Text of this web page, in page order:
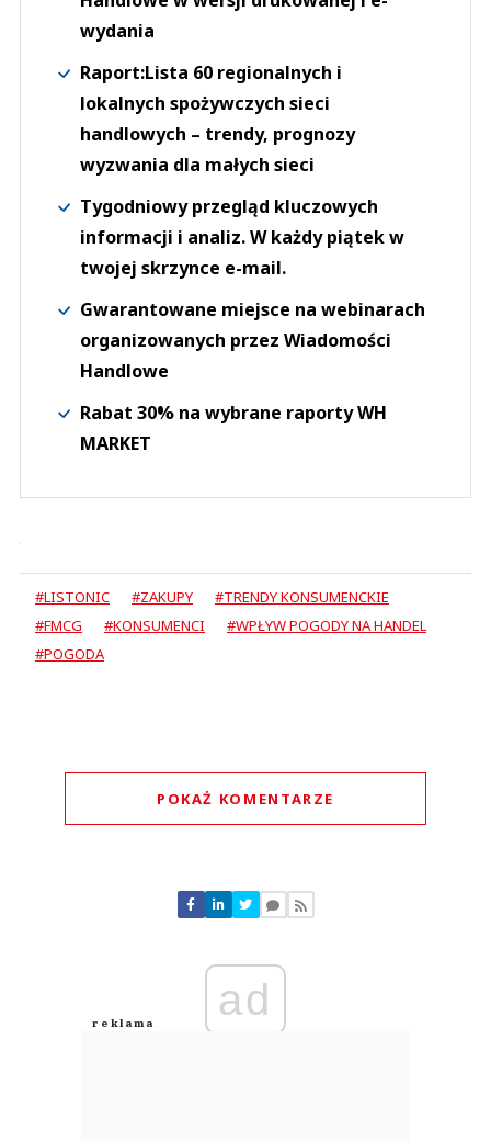
wydania
Raport:Lista 60 regionalnych i
lokalnych spożywczych sieci
handlowych – trendy, prognozy
wyzwania dla małych sieci
Tygodniowy przegląd kluczowych
informacji i analiz. W każdy piątek w
twojej skrzynce e-mail.
Gwarantowane miejsce na webinarach
organizowanych przez Wiadomości
Handlowe
Rabat 30% na wybrane raporty WH
MARKET
#LISTONIC #ZAKUPY
#TRENDY KONSUMENCKIE
#FMCG
#KONSUMENCI
#WPŁYW POGODY NA HANDEL
#POGODA
POKAŻ KOMENTARZE
Nie znaleziono komentarzy
Zostaw swoje komentarze
Anuluj
ad